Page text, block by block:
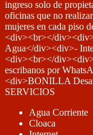
ingreso solo de
oficinas que no
mujeres en cada piso
<div><br></
Agua</div><div>-
<div><br></
escribanos por
<div>BONILLA
SERVICIOS
Agua Corriente
Cloaca